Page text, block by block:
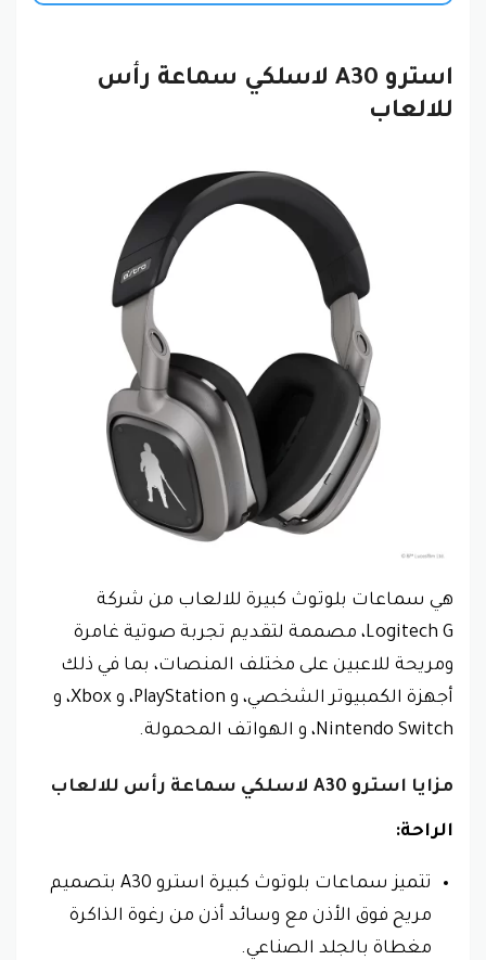
استرو A30 لاسلكي سماعة رأس
للالعاب
هي سماعات بلوتوث كبيرة للالعاب من شركة
Logitech G، مصممة لتقديم تجربة صوتية غامرة
ومريحة للاعبين على مختلف المنصات، بما في ذلك
أجهزة الكمبيوتر الشخصي، و PlayStation، و Xbox، و
Nintendo Switch، و الهواتف المحمولة.
مزايا استرو A30 لاسلكي سماعة رأس للالعاب
الراحة:
تتميز سماعات بلوتوث كبيرة استرو A30 بتصميم
مريح فوق الأذن مع وسائد أذن من رغوة الذاكرة
مغطاة بالجلد الصناعي.